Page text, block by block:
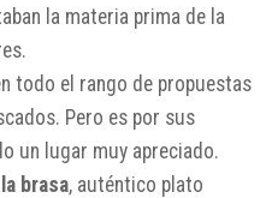
la materia prima de la
todo el rango de propuestas
Pero es por sus
un lugar muy apreciado.
brasa, auténtico plato